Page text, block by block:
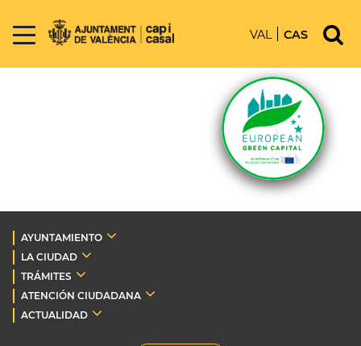
VAL CAS
AYUNTAMIENTO
LA CIUDAD
TRÁMITES
ATENCIÓN CIUDADANA
ACTUALIDAD